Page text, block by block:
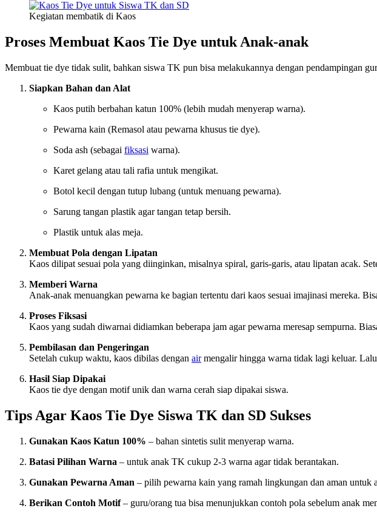
Kegiatan membatik di Kaos
Proses Membuat Kaos Tie Dye untuk Anak-anak
Membuat tie dye tidak sulit, bahkan siswa TK pun bisa melakukannya dengan pendampingan
Siapkan Bahan dan Alat
Kaos putih berbahan katun 100% (lebih mudah menyerap warna).
Pewarna kain (Remasol atau pewarna khusus tie dye).
Soda ash (sebagai fiksasi warna).
Karet gelang atau tali rafia untuk mengikat.
Botol kecil dengan tutup lubang (untuk menuang pewarna).
Sarung tangan plastik agar tangan tetap bersih.
Plastik untuk alas meja.
Membuat Pola dengan Lipatan
Kaos dilipat sesuai pola yang diinginkan, misalnya spiral, garis-garis, atau lipatan acak.
Memberi Warna
Anak-anak menuangkan pewarna ke bagian tertentu dari kaos sesuai imajinasi mereka.
Proses Fiksasi
Kaos yang sudah diwarnai didiamkan beberapa jam agar pewarna meresap sempurna.
Pembilasan dan Pengeringan
Setelah cukup waktu, kaos dibilas dengan airmengalir hingga warna tidak lagi keluar.
Hasil Siap Dipakai
Kaos tie dye dengan motif unik dan warna cerah siap dipakai siswa.
Tips Agar Kaos Tie Dye Siswa TK dan SD Sukses
Gunakan Kaos Katun 100% – bahan sintetis sulit menyerap warna.
Batasi Pilihan Warna – untuk anak TK cukup 2-3 warna agar tidak berantakan.
Gunakan Pewarna Aman – pilih pewarna kain yang ramah lingkungan dan aman untuk
Berikan Contoh Motif– guru/orang tua bisa menunjukkan contoh pola sebelum anak